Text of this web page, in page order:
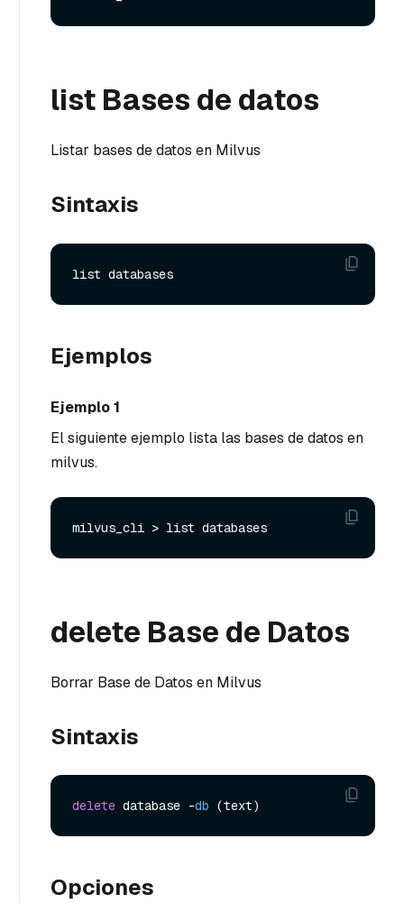
list Bases de datos
Listar bases de datos en Milvus
Sintaxis
Ejemplos
Ejemplo 1
El siguiente ejemplo lista las bases de datos en
milvus.
delete Base de Datos
Borrar Base de Datos en Milvus
Sintaxis
delete database -db
Opciones